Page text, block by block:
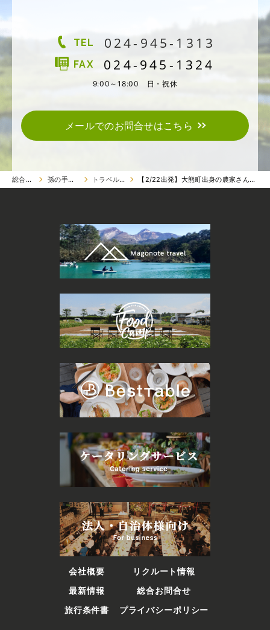
TEL 024-945-1313
FAX 024-945-1324
9:00～18:00 日・祝休
メールでのお問合せはこちら
総合トップ 孫の手トラベル トラベル ツアー 【2/22出発】大熊町出身の農家さんを巡るツアーin千葉県
会社概要
リクルート情報
最新情報
総合お問合せ
旅行条件書
プライバシーポリシー